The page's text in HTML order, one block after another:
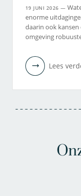
19 JUNI 2026 —
enorme
daarin ook
omgeving
Lees